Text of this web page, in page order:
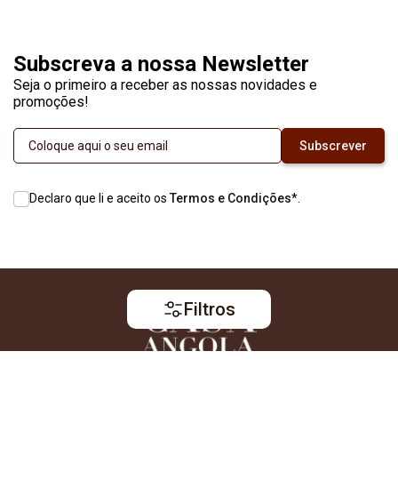
Filtros
Subscreva a nossa Newsletter
Seja o primeiro a receber as nossas novidades e
promoções!
Subscrever
Declaro que li e aceito os Termos e Condições*